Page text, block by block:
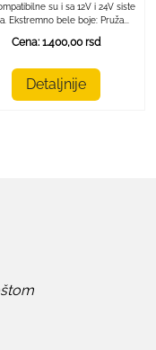
su i sa 12V i 24V siste
Ekstremno bele boje: Pruža...
Cena: 1.400,00 rsd
Detaljnije